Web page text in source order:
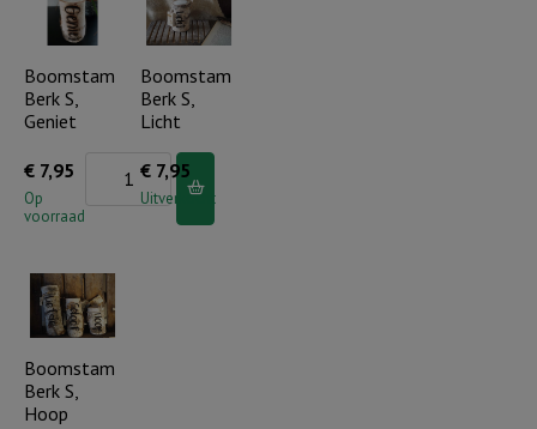
Boomstam
Berk S,
Geniet
€ 7,95
Op
voorraad
Boomstam
aantal
Boomstam
Berk S,
Licht
€ 7,95
Uitverkocht
Boomstam
Berk S,
Hoop